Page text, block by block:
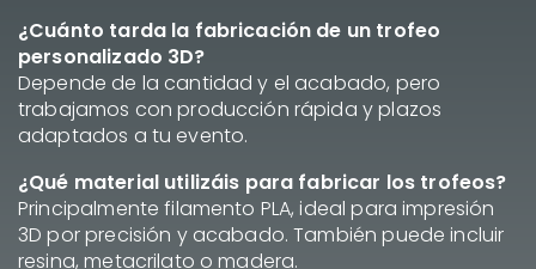
¿Cuánto tarda la fabricación de un trofeo
personalizado 3D?
Depende de la cantidad y el acabado, pero
trabajamos con producción rápida y plazos
adaptados a tu evento.
¿Qué material utilizáis para fabricar los trofeos?
Principalmente filamento PLA, ideal para impresión
3D por precisión y acabado. También puede incluir
resina, metacrilato o madera.